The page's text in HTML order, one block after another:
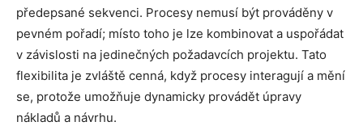
předepsané sekvenci. Procesy nemusí být prováděny v
pevném pořadí; místo toho je lze kombinovat a uspořádat
v závislosti na jedinečných požadavcích projektu. Tato
flexibilita je zvláště cenná, když procesy interagují a mění
se, protože umožňuje dynamicky provádět úpravy
nákladů a návrhu.